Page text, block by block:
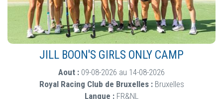
JILL BOON'S GIRLS ONLY CAMP
Aout : 09-08-2026 au 14-08-2026
Royal Racing Club de Bruxelles : Bruxelles
Langue : FR&NL